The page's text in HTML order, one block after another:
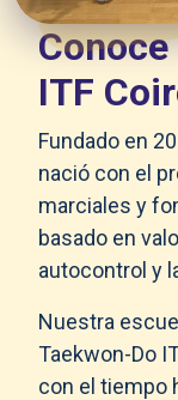
ITF
Fundado en
nació con el
marciales y
basado en
autocontrol y
Nuestra
Taekwon-Do
con el tiempo